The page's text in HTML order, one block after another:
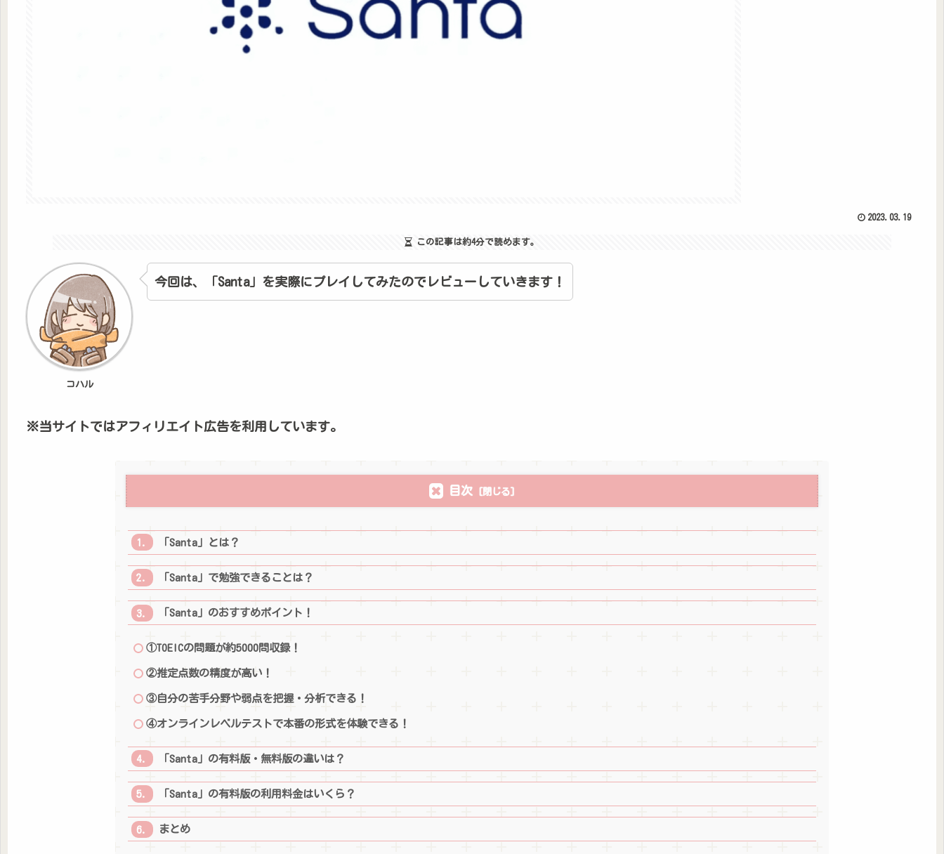
2023.03.19
この記事は約4分で読めます。
コハル
今回は、「Santa」を実際にプレイしてみたのでレビューしていきます！
※当サイトではアフィリエイト広告を利用しています。
目次
「Santa」とは？
「Santa」で勉強できることは？
「Santa」のおすすめポイント！
①TOEICの問題が約5000問収録！
②推定点数の精度が高い！
③自分の苦手分野や弱点を把握・分析できる！
④オンラインレベルテストで本番の形式を体験できる！
「Santa」の有料版・無料版の違いは？
「Santa」の有料版の利用料金はいくら？
まとめ